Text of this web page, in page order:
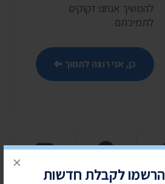
הרשמו לקבלת חדשות
×
להמשיך אנחנו זקוקים
לתמיכתם
כן, אני רוצה לתמוך